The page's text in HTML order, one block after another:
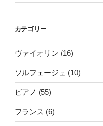
カテゴリー
ヴァイオリン (16)
ソルフェージュ (10)
ピアノ (55)
フランス (6)